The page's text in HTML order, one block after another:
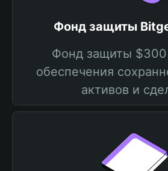
Фонд защиты
Фонд защиты
обеспечения
активов и